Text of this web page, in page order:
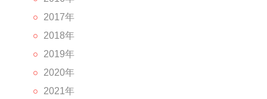
2017年
2018年
2019年
2020年
2021年